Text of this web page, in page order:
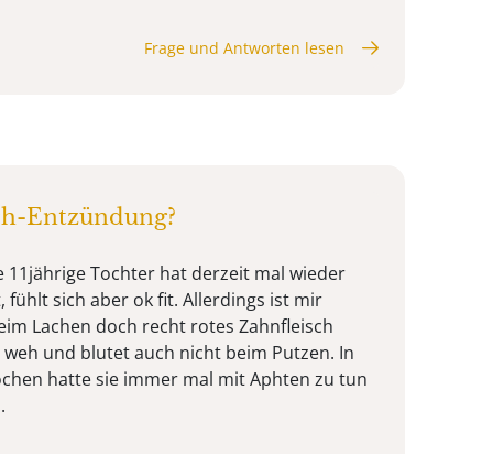
Frage und Antworten lesen
Entzündung?
11jährige Tochter hat derzeit mal wieder
fühlt sich aber ok fit. Allerdings ist mir
Lachen doch recht rotes Zahnfleisch
und blutet auch nicht beim Putzen. In
hatte sie immer mal mit Aphten zu tun